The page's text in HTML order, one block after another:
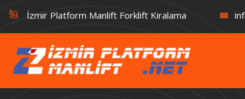
İzmir Platform Manlift Forklift Kiralama